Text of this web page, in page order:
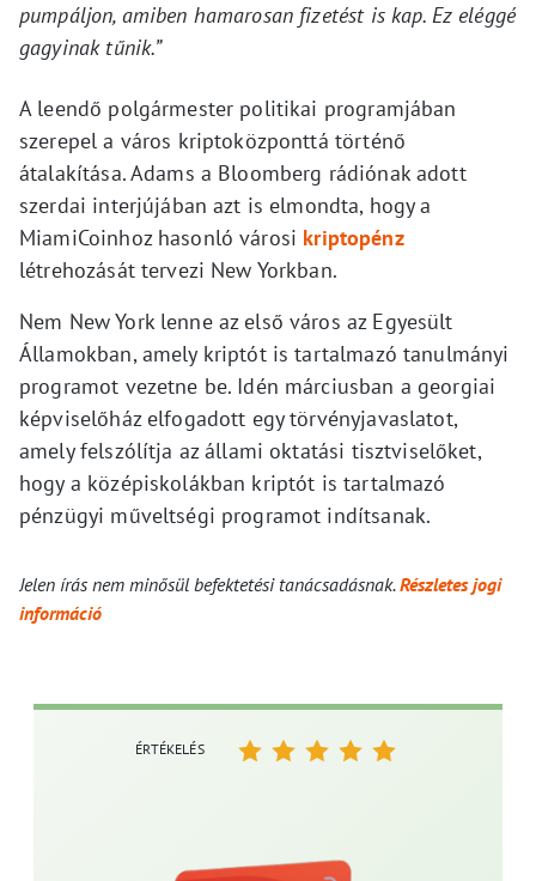
pumpáljon, amiben hamarosan fizetést is kap. Ez eléggé
gagyinak tűnik.”
A leendő polgármester politikai programjában
szerepel a város kriptoközponttá történő
átalakítása. Adams a Bloomberg rádiónak adott
szerdai interjújában azt is elmondta, hogy a
MiamiCoinhoz hasonló városi kriptopénz
létrehozását tervezi New Yorkban.
Nem New York lenne az első város az Egyesült
Államokban, amely kriptót is tartalmazó tanulmányi
programot vezetne be. Idén márciusban a georgiai
képviselőház elfogadott egy törvényjavaslatot,
amely felszólítja az állami oktatási tisztviselőket,
hogy a középiskolákban kriptót is tartalmazó
pénzügyi műveltségi programot indítsanak.
Jelen írás nem minősül befektetési tanácsadásnak.Részletes jogi
információ
ÉRTÉKELÉS